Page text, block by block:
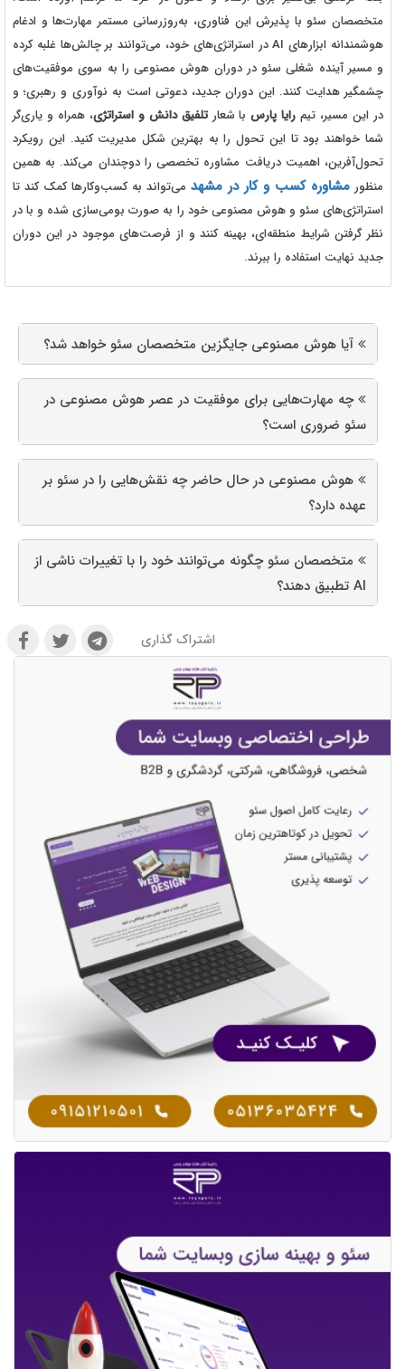
متخصصان سئو با پذیرش این فناوری، به‌روزرسانی مستمر مهارت‌ها و ادغام
هوشمندانه ابزارهای AI در استراتژی‌های خود، می‌توانند بر چالش‌ها غلبه کرده
و مسیر آینده شغلی سئو در دوران هوش مصنوعی را به سوی موفقیت‌های
چشمگیر هدایت کنند. این دوران جدید، دعوتی است به نوآوری و رهبری؛ و
در این مسیر، تیم رایا پارسبا شعارتلفیق دانش و استراتژی، همراه و یاری‌گر
شما خواهند بود تا این تحول را به بهترین شکل مدیریت کنید. این رویکرد
تحول‌آفرین، اهمیت دریافت مشاوره تخصصی را دوچندان می‌کند. به همین
منظور مشاوره کسب و کار در مشهد می‌تواند به کسب‌وکارها کمک کند تا
استراتژی‌های سئو و هوش مصنوعی خود را به صورت بومی‌سازی شده و با در
نظر گرفتن شرایط منطقه‌ای، بهینه کنند و از فرصت‌های موجود در این دوران
جدید نهایت استفاده را ببرند.
آیا هوش مصنوعی جایگزین متخصصان سئو خواهد شد؟
چه مهارت‌هایی برای موفقیت در عصر هوش مصنوعی در
سئو ضروری است؟
هوش مصنوعی در حال حاضر چه نقش‌هایی را در سئو بر
عهده دارد؟
متخصصان سئو چگونه می‌توانند خود را با تغییرات ناشی از
AI تطبیق دهند؟
اشتراک گذاری